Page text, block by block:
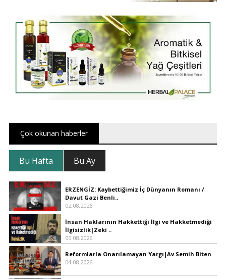
Çok okunan haberler
Bu Hafta Bu Ay
ERZENGİZ: Kaybettiğimiz İç Dünyanın Romanı /
Davut Gazi Benli..
02.08.2026
İnsan Haklarının Hakkettiği İlgi ve Hakketmediği
İlgisizlik|Zeki ..
06.08.2026
Reformlarla Onarılamayan Yargı|Av.Semih Biten
04.08.2026